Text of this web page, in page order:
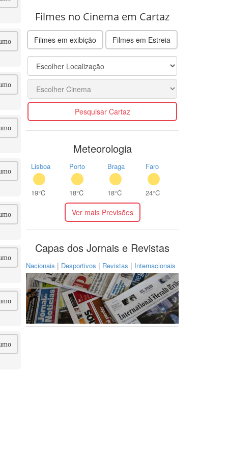
Filmes no Cinema em Cartaz
Filmes em exibição Filmes em Estreia
Pesquisar Cartaz
Meteorologia
Lisboa
19°C
Porto
18°C
Braga
18°C
Faro
24°C
Ver mais Previsões
Capas dos Jornais e Revistas
Nacionais | Desportivos | Revistas | Internacionais